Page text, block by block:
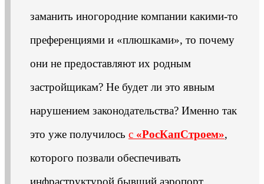
заманить иногородние компании какими-то
преференциями и «плюшками», то почему
они не предоставляют их родным
застройщикам? Не будет ли это явным
нарушением законодательства? Именно так
это уже получилось с «РосКапСтроем»,
которого позвали обеспечивать